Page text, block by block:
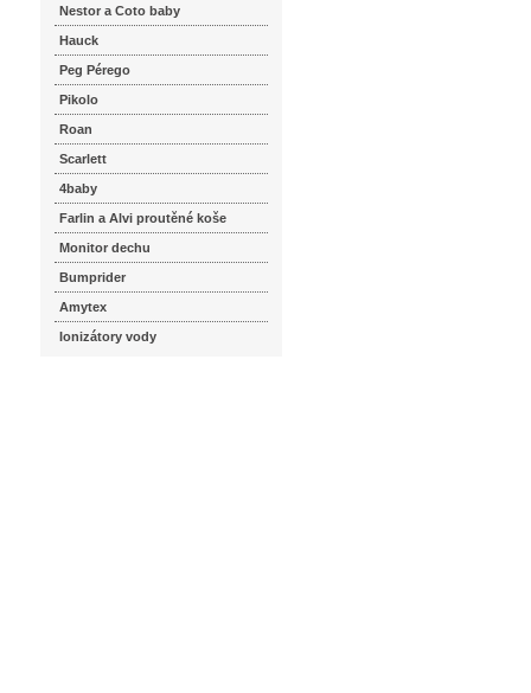
Nestor a Coto baby
Hauck
Peg Pérego
Pikolo
Roan
Scarlett
4baby
Farlin a Alvi proutěné koše
Monitor dechu
Bumprider
Amytex
Ionizátory vody